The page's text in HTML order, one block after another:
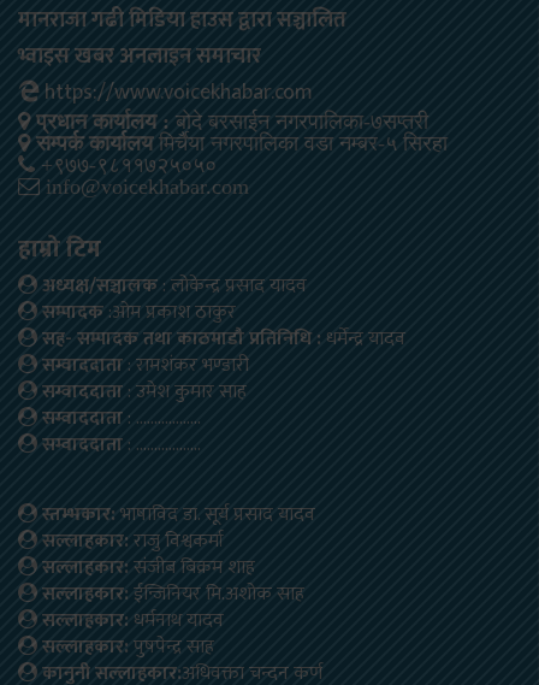
मानराजा गढी मिडिया हाउस द्वारा सञ्चालित
भ्वाइस खबर अनलाइन समाचार
https://www.voicekhabar.com
प्रधान कार्यालय : बोदे बरसाईन नगरपालिका-७सप्तरी
सम्पर्क कार्यालयमिर्चैया नगरपालिका वडा नम्बर-५ सिरहा
+९७७-९८११७२५०५०
info@voicekhabar.com
हाम्रो टिम
अध्यक्ष/सञ्चालक: लोकेन्द्र प्रसाद यादव
सम्पादक:ओम प्रकाश ठाकुर
सह- सम्पादक तथा काठमाडौ प्रतिनिधि : धर्मेन्द्र यादव
सम्वाददाता: रामशंकर भण्डारी
सम्वाददाता: उमेश कुमार साह
सम्वाददाता: ………………
सम्वाददाता: ………………
स्तम्भकार:भाषाविद डा. सूर्य प्रसाद यादव
सल्लाहकार:राजु विश्वकर्मा
सल्लाहकार:संजीब बिक्रम शाह
सल्लाहकार:ईन्जिनियर मि.अशोक साह
सल्लाहकार: धर्मनाथ यादव
सल्लाहकार:पुषपेन्द्र साह
कानुनी सल्लाहकार:अधिवक्ता चन्दन कर्ण